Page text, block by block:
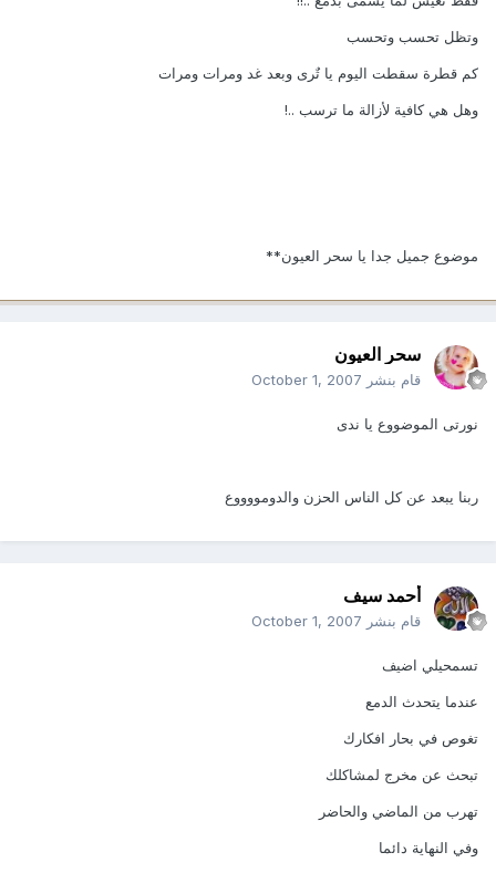
وتظل تحسب وتحسب
كم قطرة سقطت اليوم يا تٌرى وبعد غد ومرات ومرات
وهل هي كافية لأزالة ما ترسب ..!
موضوع جميل جدا يا سحر العيون**
سحر العيون
قام بنشر October 1, 2007
نورتى الموضووع يا ندى
ربنا يبعد عن كل الناس الحزن والدومووووع
أحمد سيف
قام بنشر October 1, 2007
تسمحيلي اضيف
عندما يتحدث الدمع
تغوص في بحار افكارك
تبحث عن مخرج لمشاكلك
تهرب من الماضي والحاضر
وفي النهاية دائما